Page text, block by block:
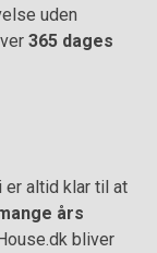
uden
365 dages
er altid klar til at
års
bliver